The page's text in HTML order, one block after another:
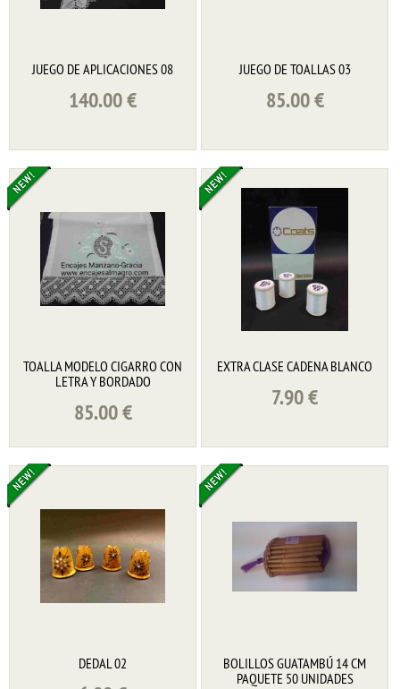
JUEGO DE APLICACIONES 08
140.00€
JUEGO DE TOALLAS 03
85.00€
TOALLA MODELO CIGARRO CON
LETRA Y BORDADO
85.00€
EXTRA CLASE CADENA BLANCO
7.90€
DEDAL 02
BOLILLOS GUATAMBÚ 14 CM
PAQUETE 50 UNIDADES